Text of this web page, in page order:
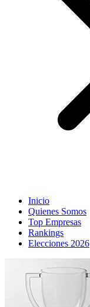
Inicio
Quienes Somos
Top Empresas
Rankings
Elecciones 2026